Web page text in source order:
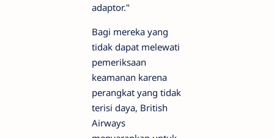
adaptor."
Bagi mereka yang
tidak dapat melewati
pemeriksaan
keamanan karena
perangkat yang tidak
terisi daya, British
Airways